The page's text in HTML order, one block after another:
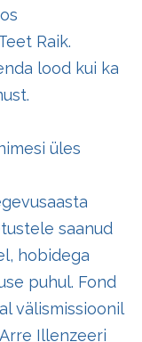
Raik.
lood kui ka
üles
saanud
hobidega
puhul. Fond
välismissioonil
Illenzeeri